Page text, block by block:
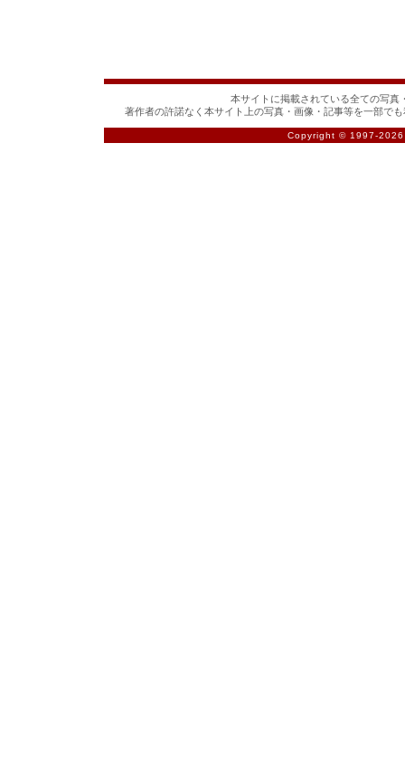
本サイトに掲載されている全ての写真
著作者の許諾なく本サイト上の写真・画像・記事等を一部で
Copyright © 1997-